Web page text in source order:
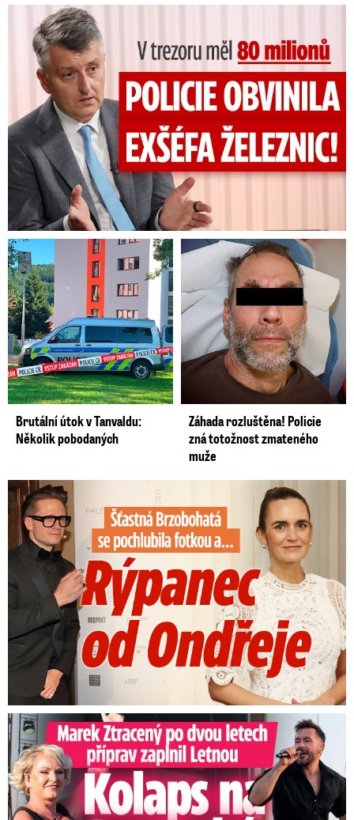
pro člověka, který se takto nechá zaměstnat,
je podle něho hlavní benefit v tom, že má
svobodu, nemusí nikoho až tak poslouchat,
protože má svobodu podnikání. Alespoň tedy v
případě, že je všechno v pořádku a funguje, jak
má.
V jakém odvětví se na živnost zaměstnává
nejčastěji?„Je to u řemeslných firem, nebo
třeba u malých stavebních firem, nebo u
sezonních prací. Vezmou zakázku, pracují na
ní půl roku a pak už zaměstnance nepotřebují.
Dělalo se to také v hospodách, ale tam to už
nevidím moc pozitivně. Protože tam se pracuje
s penězi a zaměstnavatel pak na člověka nemá
při vzniklém problému žádné páky,“ dodal pro
Blesk Zprávy Danda.
V trezoru měl 80 milionů: Policie obvinila exšéfa železnic!
Brutální útok v Tanvaldu:
Několik pobodaných
Záhada rozluštěna! Policie
zná totožnost zmateného
muže
Šťastná Brzobohatá se pochlubila fotkou: Rýpanec od Ondřeje
Marek Ztracený na Letné: Pártlová stopla koncert